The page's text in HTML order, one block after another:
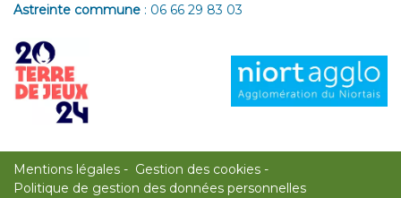
Astreinte commune : 06 66 29 83 03
Mentions légales
Gestion des cookies
Politique de gestion des données personnelles